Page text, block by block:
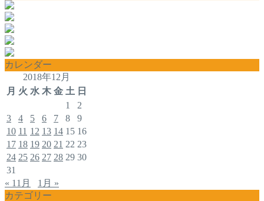
カレンダー
2018年12月
月 火 水 木 金 土 日
1
2
3
4 5 6 7 8
9
10 11 12 13 14 15 16
17 18 19 20 21 22 23
24 25 26 27 28 29 30
31
« 11月
1月 »
カテゴリー